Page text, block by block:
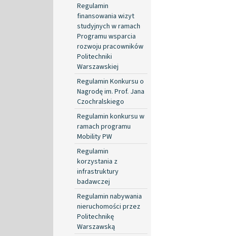
Regulamin
finansowania wizyt
studyjnych w ramach
Programu wsparcia
rozwoju pracowników
Politechniki
Warszawskiej
Regulamin Konkursu o
Nagrodę im. Prof. Jana
Czochralskiego
Regulamin konkursu w
ramach programu
Mobility PW
Regulamin
korzystania z
infrastruktury
badawczej
Regulamin nabywania
nieruchomości przez
Politechnikę
Warszawską